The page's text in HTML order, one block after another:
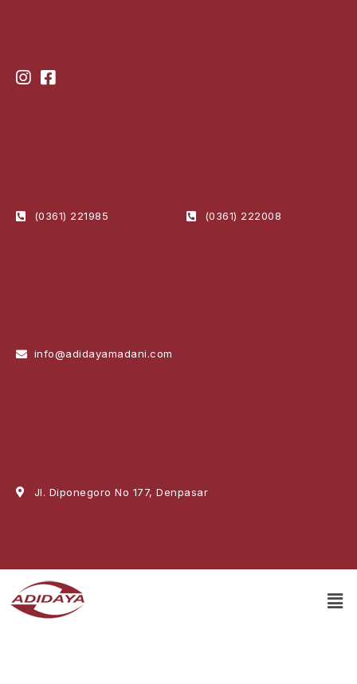
(0361) 221985 (0361) 222008
info@adidayamadani.com
Jl. Diponegoro No 177, Denpasar